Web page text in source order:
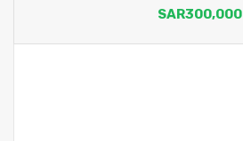
‪SAR300,000